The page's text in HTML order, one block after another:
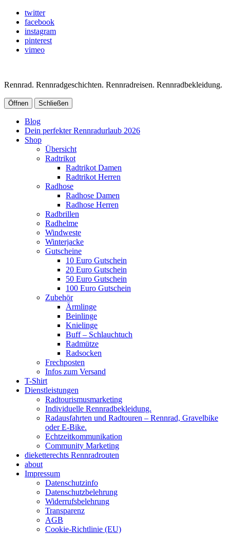
twitter
facebook
instagram
pinterest
vimeo
Rennrad. Rennradgeschichten. Rennradreisen. Rennradbekleidung.
Öffnen Schließen
Blog
Dein perfekter Rennradurlaub 2026
Shop
Übersicht
Radtrikot
Radtrikot Damen
Radtrikot Herren
Radhose
Radhose Damen
Radhose Herren
Radbrillen
Radhelme
Windweste
Winterjacke
Gutscheine
10 Euro Gutschein
20 Euro Gutschein
50 Euro Gutschein
100 Euro Gutschein
Zubehör
Ärmlinge
Beinlinge
Knielinge
Buff – Schlauchtuch
Radmütze
Radsocken
Frechposten
Infos zum Versand
T-Shirt
Dienstleistungen
Radtourismusmarketing
Individuelle Rennradbekleidung.
Radausfahrten und Radtouren – Rennrad, Gravelbike
oder E-Bike.
Echtzeitkommunikation
Community Marketing
dieketterechts Rennradrouten
about
Impressum
Datenschutzinfo
Datenschutzbelehrung
Widerrufsbelehrung
Transparenz
AGB
Cookie-Richtlinie (EU)